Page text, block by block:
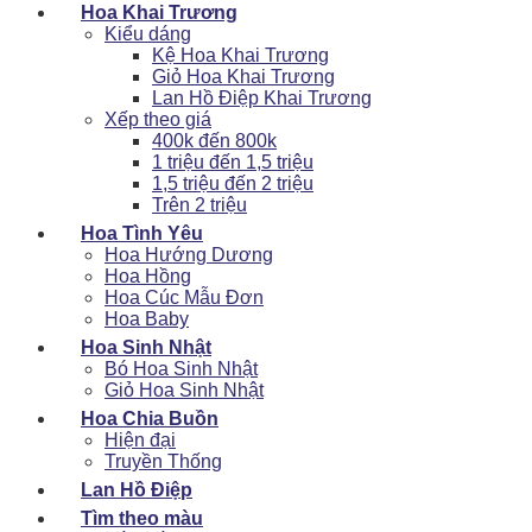
Hoa Khai Trương
Kiểu dáng
Kệ Hoa Khai Trương
Giỏ Hoa Khai Trương
Lan Hồ Điệp Khai Trương
Xếp theo giá
400k đến 800k
1 triệu đến 1,5 triệu
1,5 triệu đến 2 triệu
Trên 2 triệu
Hoa Tình Yêu
Hoa Hướng Dương
Hoa Hồng
Hoa Cúc Mẫu Đơn
Hoa Baby
Hoa Sinh Nhật
Bó Hoa Sinh Nhật
Giỏ Hoa Sinh Nhật
Hoa Chia Buồn
Hiện đại
Truyền Thống
Lan Hồ Điệp
Tìm theo màu